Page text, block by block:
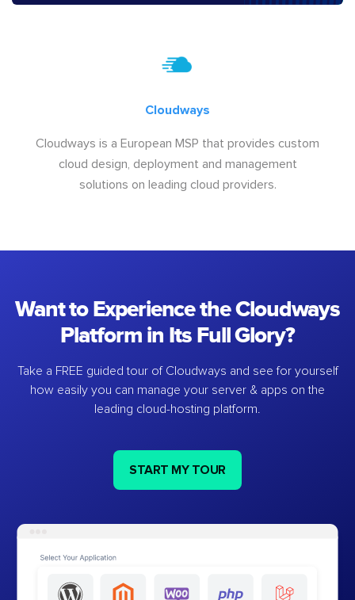
Cloudways
Cloudways is a European MSP that provides custom
cloud design, deployment and management
solutions on leading cloud providers.
Want to Experience the Cloudways
Platform in Its Full Glory?
Take a FREE guided tour of Cloudways and see for yourself
how easily you can manage your server & apps on the
leading cloud-hosting platform.
START MY TOUR